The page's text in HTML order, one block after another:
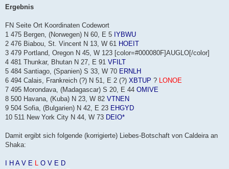
Ergebnis
FN Seite Ort Koordinaten Codewort
1 475 Bergen, (Norwegen) N 60, E 5 IYBWU
2 476 Biabou, St. Vincent N 13, W 61 HOEIT
3 479 Portland, Oregon N 45, W 123 [color=#000080F]AUGLO[/color]
4 481 Thunkar, Bhutan N 27, E 91 VFILT
5 484 Santiago, (Spanien) S 33, W 70 ERNLH
6 494 Calais, Frankreich (?) N 51, E 2 (?) XBTUP ? LONOE
7 495 Morondava, (Madagascar) S 20, E 44 OMIVE
8 500 Havana, (Kuba) N 23, W 82 VTNEN
9 504 Sofia, (Bulgarien) N 42, E 23 EHGYD
10 511 New York City N 44, W 73 DEIO*
Damit ergibt sich folgende (korrigierte) Liebes-Botschaft von Caldeira an
Shaka:
I H A V E L O V E D